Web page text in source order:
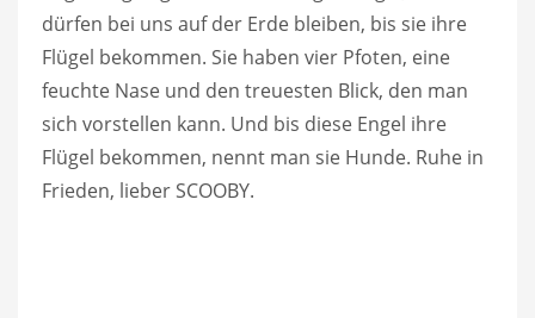
dürfen bei uns auf der Erde bleiben, bis sie ihre
Flügel bekommen. Sie haben vier Pfoten, eine
feuchte Nase und den treuesten Blick, den man
sich vorstellen kann. Und bis diese Engel ihre
Flügel bekommen, nennt man sie Hunde. Ruhe in
Frieden, lieber SCOOBY.